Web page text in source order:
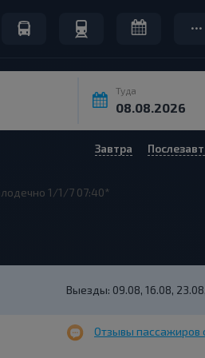
Туда
Завтра
1/1/7 07:40*
Выезды: 09.08, 16.08,
Отзывы пассажиров